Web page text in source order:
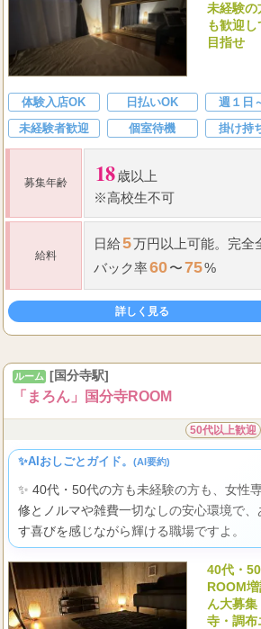
未経験の
も歓迎
目指せ
体験入店OK 日払いOK 週１日
未経験者歓迎
個室待機 掛け持
募集年齢 18歳以上
※高校生不可
給料
日給5万円以上可能。完全
バック率60〜75%
詳しく見る
ルーム [国分寺駅]
「まろん」国分寺ROOM
50代以上歓迎
✨AIおしごとガイド。 (AI要約)
✨ 40代・50代の方も未経験の方も、女性
修とノルマや雑費一切なしの安心環境で
す喜びを感じながら輝ける職場ですよ。
40代・
ROOM
ん大募
寺・調布